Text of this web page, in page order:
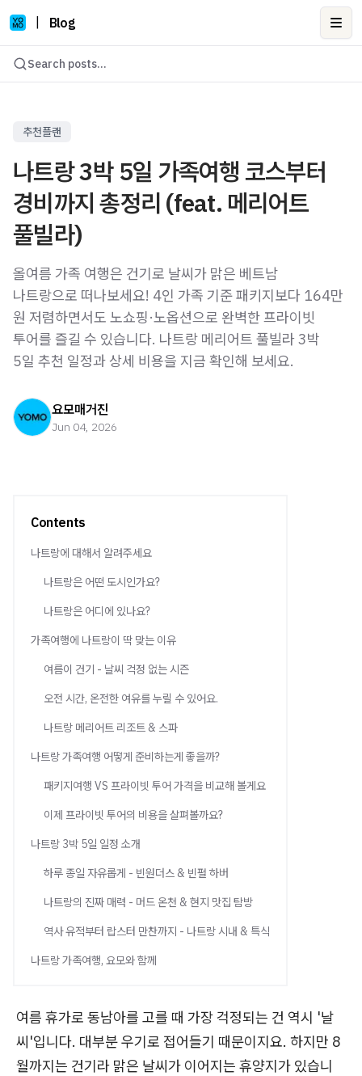
Blog
Search posts...
추천플랜
나트랑 3박 5일 가족여행 코스부터
경비까지 총정리 (feat. 메리어트
풀빌라)
올여름 가족 여행은 건기로 날씨가 맑은 베트남
나트랑으로 떠나보세요! 4인 가족 기준 패키지보다 164만
원 저렴하면서도 노쇼핑·노옵션으로 완벽한 프라이빗
투어를 즐길 수 있습니다. 나트랑 메리어트 풀빌라 3박
5일 추천 일정과 상세 비용을 지금 확인해 보세요.
요모매거진
Jun 04, 2026
Contents
나트랑에 대해서 알려주세요
나트랑은 어떤 도시인가요?
나트랑은 어디에 있나요?
가족여행에 나트랑이 딱 맞는 이유
여름이 건기 - 날씨 걱정 없는 시즌
오전 시간, 온전한 여유를 누릴 수 있어요.
나트랑 메리어트 리조트 & 스파
나트랑 가족여행 어떻게 준비하는게 좋을까?
패키지여행 VS 프라이빗 투어 가격을 비교해 볼게요
이제 프라이빗 투어의 비용을 살펴볼까요?
나트랑 3박 5일 일정 소개
하루 종일 자유롭게 - 빈원더스 & 빈펄 하버
나트랑의 진짜 매력 - 머드 온천 & 현지 맛집 탐방
역사 유적부터 랍스터 만찬까지 - 나트랑 시내 & 특식
나트랑 가족여행, 요모와 함께
여름 휴가로 동남아를 고를 때 가장 걱정되는 건 역시 '날
씨'입니다. 대부분 우기로 접어들기 때문이지요. 하지만 8
월까지는 건기라 맑은 날씨가 이어지는 휴양지가 있습니